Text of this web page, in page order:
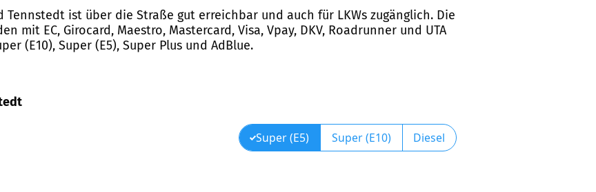
Tennstedt ist über die Straße gut erreichbar und auch für LKWs zugänglich. Die
mit EC, Girocard, Maestro, Mastercard, Visa, Vpay, DKV, Roadrunner und UTA
(E10), Super (E5), Super Plus und AdBlue.
Super (E5) Super (E10) Diesel